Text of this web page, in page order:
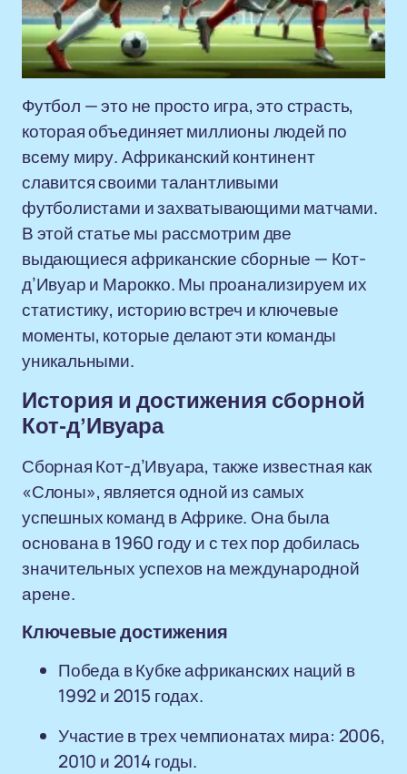
Футбол — это не просто игра, это страсть,
которая объединяет миллионы людей по
всему миру. Африканский континент
славится своими талантливыми
футболистами и захватывающими матчами.
В этой статье мы рассмотрим две
выдающиеся африканские сборные — Кот-
д’Ивуар и Марокко. Мы проанализируем их
статистику, историю встреч и ключевые
моменты, которые делают эти команды
уникальными.
История и достижения сборной
Кот-д’Ивуара
Сборная Кот-д’Ивуара, также известная как
«Слоны», является одной из самых
успешных команд в Африке. Она была
основана в 1960 году и с тех пор добилась
значительных успехов на международной
арене.
Ключевые достижения
Победа в Кубке африканских наций в
1992 и 2015 годах.
Участие в трех чемпионатах мира: 2006,
2010 и 2014 годы.